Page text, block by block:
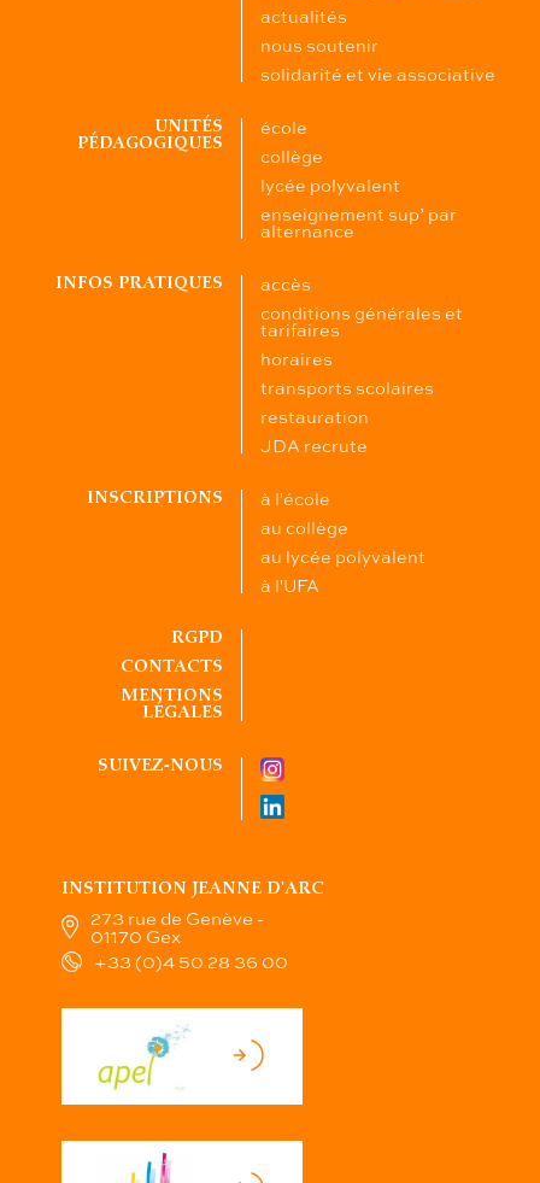
actualités
nous soutenir
solidarité et vie associative
UNITÉS
PÉDAGOGIQUES
école
collège
lycée polyvalent
enseignement sup’ par
alternance
INFOS PRATIQUES
accès
conditions générales et
tarifaires
horaires
transports scolaires
restauration
JDA recrute
INSCRIPTIONS
à l'école
au collège
au lycée polyvalent
à l'UFA
RGPD
CONTACTS
MENTIONS
LÉGALES
SUIVEZ-NOUS
INSTITUTION JEANNE D'ARC
273 rue de Genève -
01170 Gex
+33 (0)4 50 28 36 00